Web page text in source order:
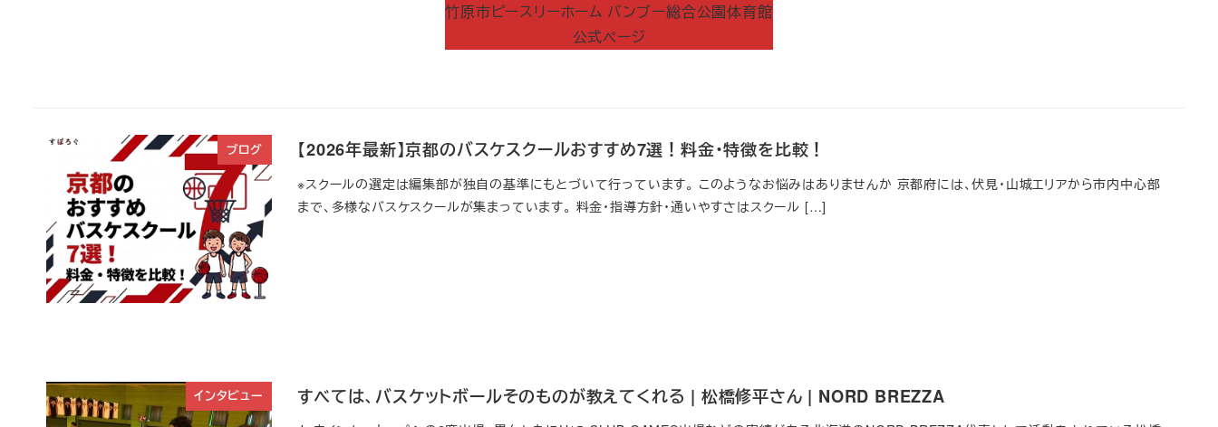
竹原市ピースリーホーム バンブー総合公園体育館
公式ページ
ブログ 【2026年最新】京都のバスケスクールおすすめ7選！料金・特徴を比較！
※スクールの選定は編集部が独自の基準にもとづいて行っています。 このようなお悩みはありませんか 京都府には、伏見・山城エリアから市内中心部
まで、多様なバスケスクールが集まっています。 料金・指導方針・通いやすさはスクール […]
インタビュー すべては、バスケットボールそのものが教えてくれる | 松橋修平さん | NORD BREZZA